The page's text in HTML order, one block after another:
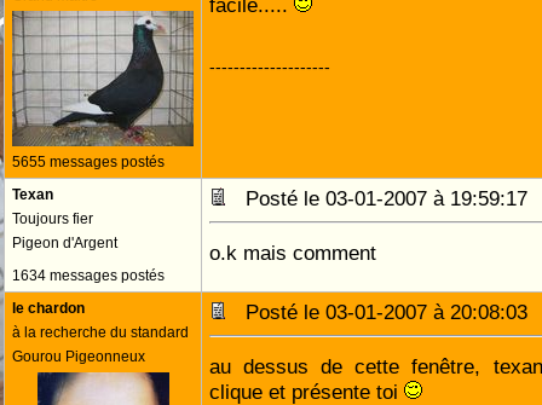
5655 messages postés
facile.....
--------------------
Texan
Toujours fier
Pigeon d'Argent
1634 messages postés
Posté le 03-01-2007 à
o.k mais comment
le chardon
à la recherche du standard
Gourou Pigeonneux
Posté le 03-01-2007 à
au dessus de cette fenêtre,
clique et présente toi